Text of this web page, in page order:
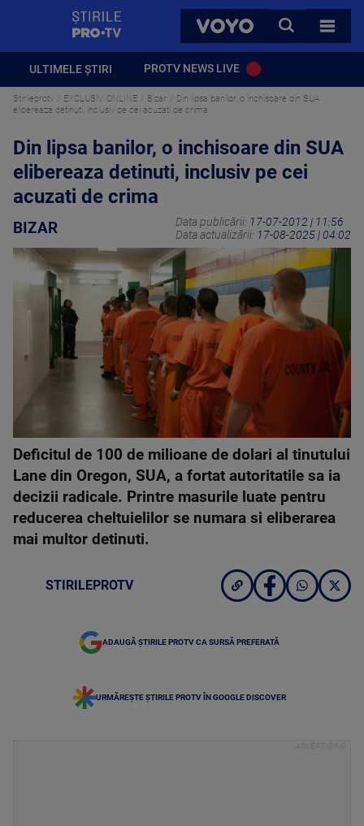
VOYO
CAUTA
TOATE
ULTIMELE ȘTIRI PROTV NEWS LIVE
Stirileprotv EXCLUSIV ONLINE Bizar
Din lipsa banilor, o inchisoare din SUA
elibereaza detinuti, inclusiv pe cei acuzati de crima
Din lipsa banilor, o inchisoare din SUA
elibereaza detinuti, inclusiv pe cei
acuzati de crima
BIZAR Data publicării: 17-07-2012 | 11:56
Data actualizării: 17-08-2025 | 04:02
Deficitul de 100 de milioane de dolari al tinutului
Lane din Oregon, SUA, a fortat autoritatile sa ia
decizii radicale. Printre masurile luate pentru
reducerea cheltuielilor se numara si eliberarea
mai multor detinuti.
STIRILEPROTV
ADAUGĂ ȘTIRILE PROTV CA SURSĂ PREFERATĂ
URMĂREȘTE ȘTIRILE PROTV ÎN GOOGLE DISCOVER